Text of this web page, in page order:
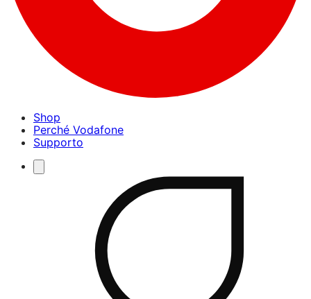
Shop
Perché Vodafone
Supporto